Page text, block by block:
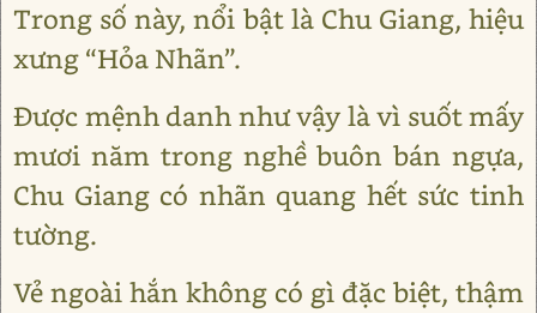
Trong số này, nổi bật là Chu Giang, hiệu
xưng “Hỏa Nhãn”.
Được mệnh danh như vậy là vì suốt mấy
mươi năm trong nghề buôn bán ngựa,
Chu Giang có nhãn quang hết sức tinh
tường.
Vẻ ngoài hắn không có gì đặc biệt, thậm